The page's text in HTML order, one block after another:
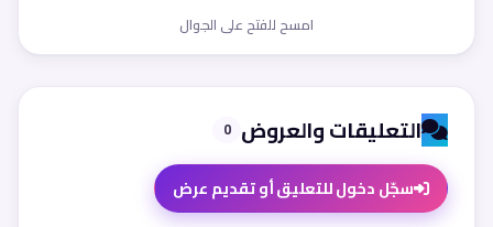
امسح للفتح على الجوال
التعليقات والعروض 0
سجّل دخول للتعليق أو تقديم عرض